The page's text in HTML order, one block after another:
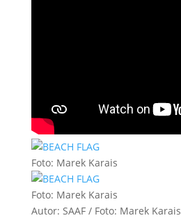
Foto: Marek Karais
Foto: Marek Karais
Autor: SAAF / Foto: Marek Karais